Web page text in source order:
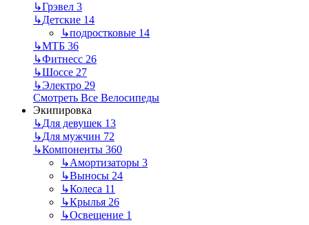
↳Грэвел 3
↳Детские 14
↳подростковые 14
↳МТБ 36
↳Фитнесс 26
↳Шоссе 27
↳Электро 29
Смотреть Все Велосипеды
Экипировка
↳Для девушек 13
↳Для мужчин 72
↳Компоненты 360
↳Амортизаторы 3
↳Выносы 24
↳Колеса 11
↳Крылья 26
↳Освещение 1